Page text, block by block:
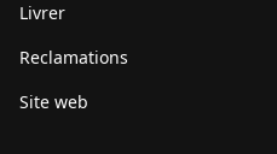
Livrer
Reclamations
Site web